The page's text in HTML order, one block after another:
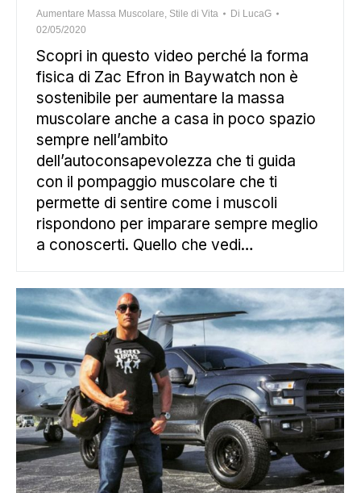
Aumentare Massa Muscolare Stile di Vita Di LucaG
02/05/2020
Scopri in questo video perché la forma
fisica di Zac Efron in Baywatch non è
sostenibile per aumentare la massa
muscolare anche a casa in poco spazio
sempre nell’ambito
dell’autoconsapevolezza che ti guida
con il pompaggio muscolare che ti
permette di sentire come i muscoli
rispondono per imparare sempre meglio
a conoscerti. Quello che vedi…